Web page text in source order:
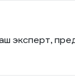
эксперт,